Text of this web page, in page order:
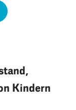
Kindern